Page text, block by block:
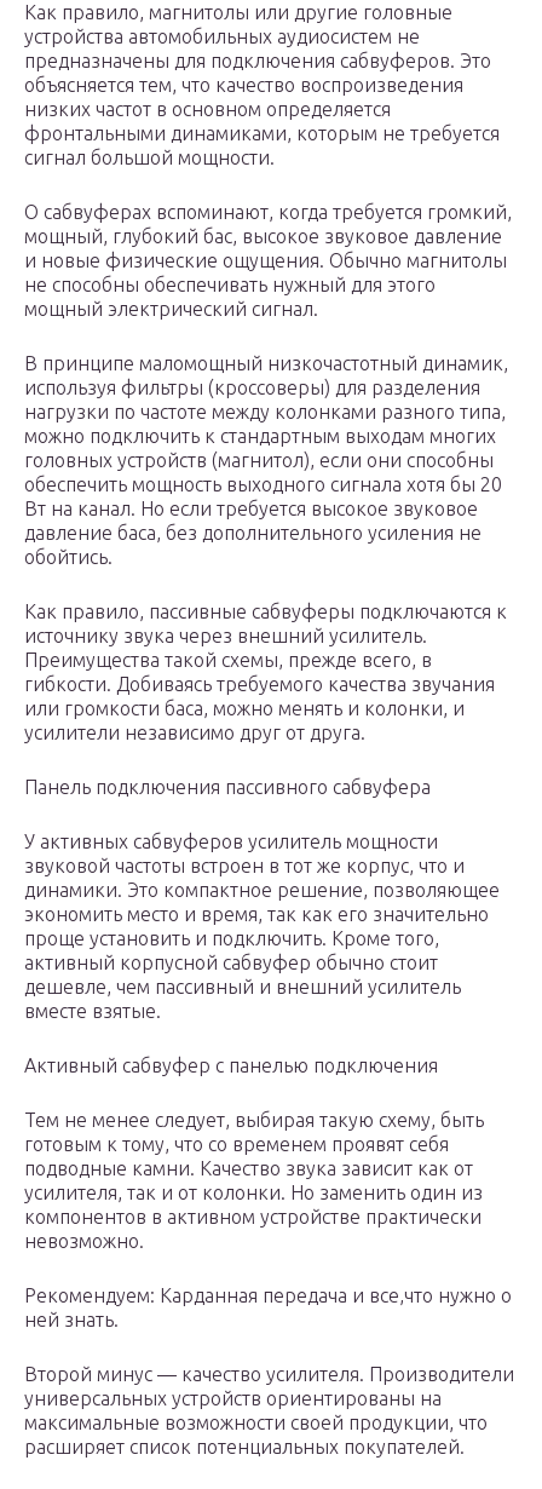
Как правило, магнитолы или другие головные
устройства автомобильных аудиосистем не
предназначены для подключения сабвуферов. Это
объясняется тем, что качество воспроизведения
низких частот в основном определяется
фронтальными динамиками, которым не требуется
сигнал большой мощности.
О сабвуферах вспоминают, когда требуется громкий,
мощный, глубокий бас, высокое звуковое давление
и новые физические ощущения. Обычно магнитолы
не способны обеспечивать нужный для этого
мощный электрический сигнал.
В принципе маломощный низкочастотный динамик,
используя фильтры (кроссоверы) для разделения
нагрузки по частоте между колонками разного типа,
можно подключить к стандартным выходам многих
головных устройств (магнитол), если они способны
обеспечить мощность выходного сигнала хотя бы 20
Вт на канал. Но если требуется высокое звуковое
давление баса, без дополнительного усиления не
обойтись.
Как правило, пассивные сабвуферы подключаются к
источнику звука через внешний усилитель.
Преимущества такой схемы, прежде всего, в
гибкости. Добиваясь требуемого качества звучания
или громкости баса, можно менять и колонки, и
усилители независимо друг от друга.
Панель подключения пассивного сабвуфера
У активных сабвуферов усилитель мощности
звуковой частоты встроен в тот же корпус, что и
динамики. Это компактное решение, позволяющее
экономить место и время, так как его значительно
проще установить и подключить. Кроме того,
активный корпусной сабвуфер обычно стоит
дешевле, чем пассивный и внешний усилитель
вместе взятые.
Активный сабвуфер с панелью подключения
Тем не менее следует, выбирая такую схему, быть
готовым к тому, что со временем проявят себя
подводные камни. Качество звука зависит как от
усилителя, так и от колонки. Но заменить один из
компонентов в активном устройстве практически
невозможно.
Рекомендуем: Карданная передача и все,что нужно о
ней знать.
Второй минус — качество усилителя. Производители
универсальных устройств ориентированы на
максимальные возможности своей продукции, что
расширяет список потенциальных покупателей.